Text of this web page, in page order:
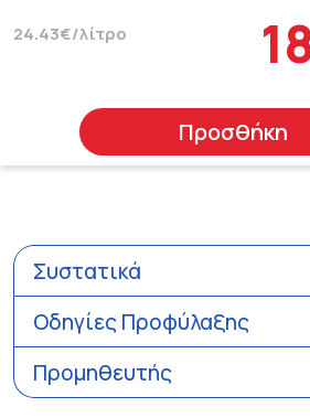
24.43€/λίτρο
Προσθήκη
Συστατικά
Οδηγίες Προφύλαξης
Προμηθευτής